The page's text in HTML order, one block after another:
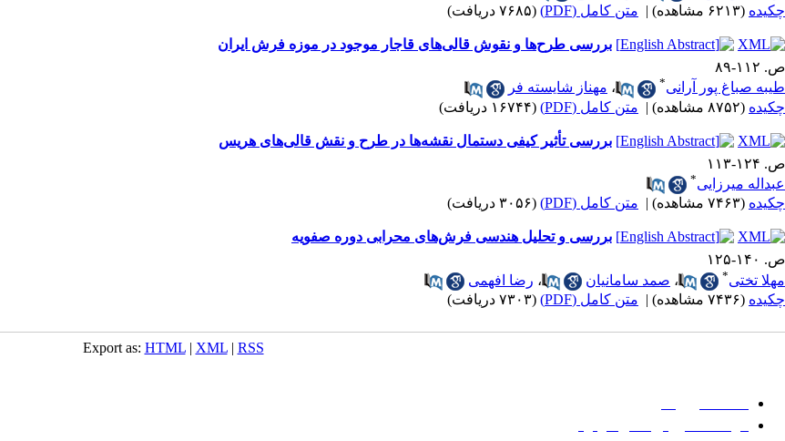
چکیده (۶۲۱۳ مشاهده) | متن کامل (PDF) (۷۶۸۵ دریافت)
بررسی طرح‌ها و نقوش قالی‌های قاجار موجود در موزه فرش ایران
ص. ۱۱۲-۸۹
طیبه صباغ پور آرانی* ، مهناز شایسته فر
چکیده (۸۷۵۲ مشاهده) | متن کامل (PDF) (۱۶۷۴۴ دریافت)
بررسی تأثیر کیفی دستمال نقشه‌ها در طرح و نقش قالی‌های هریس
ص. ۱۲۴-۱۱۳
عبداله میرزایی*
چکیده (۷۴۶۳ مشاهده) | متن کامل (PDF) (۳۰۵۶ دریافت)
بررسی و تحلیل هندسی فرش‌های محرابی دوره صفویه
ص. ۱۴۰-۱۲۵
مهلا تختی* ، صمد سامانیان ، رضا افهمی
چکیده (۷۴۳۶ مشاهده) | متن کامل (PDF) (۷۳۰۳ دریافت)
Export as: HTML| XML| RSS